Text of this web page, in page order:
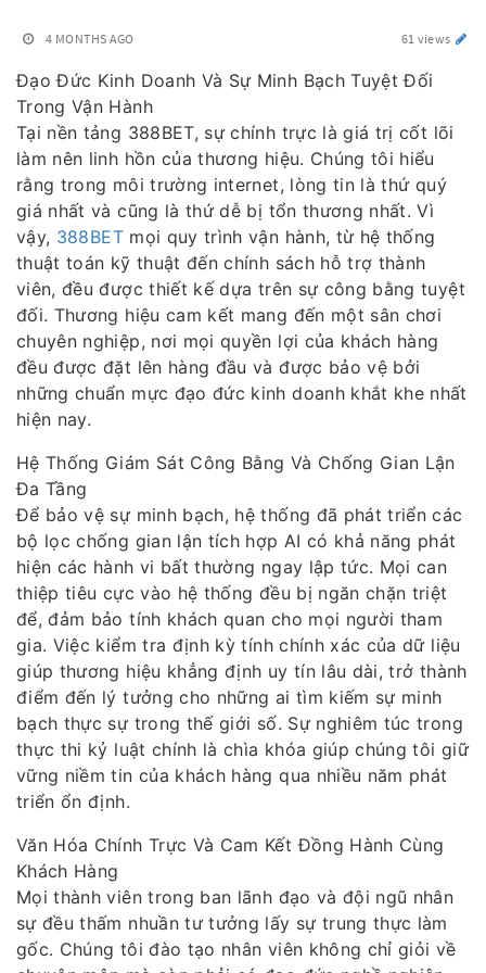
4 MONTHS AGO 61 views
Đạo Đức Kinh Doanh Và Sự Minh Bạch Tuyệt Đối
Trong Vận Hành
Tại nền tảng 388BET, sự chính trực là giá trị cốt lõi
làm nên linh hồn của thương hiệu. Chúng tôi hiểu
rằng trong môi trường internet, lòng tin là thứ quý
giá nhất và cũng là thứ dễ bị tổn thương nhất. Vì
vậy, 388BETmọi quy trình vận hành, từ hệ thống
thuật toán kỹ thuật đến chính sách hỗ trợ thành
viên, đều được thiết kế dựa trên sự công bằng tuyệt
đối. Thương hiệu cam kết mang đến một sân chơi
chuyên nghiệp, nơi mọi quyền lợi của khách hàng
đều được đặt lên hàng đầu và được bảo vệ bởi
những chuẩn mực đạo đức kinh doanh khắt khe nhất
hiện nay.
Hệ Thống Giám Sát Công Bằng Và Chống Gian Lận
Đa Tầng
Để bảo vệ sự minh bạch, hệ thống đã phát triển các
bộ lọc chống gian lận tích hợp AI có khả năng phát
hiện các hành vi bất thường ngay lập tức. Mọi can
thiệp tiêu cực vào hệ thống đều bị ngăn chặn triệt
để, đảm bảo tính khách quan cho mọi người tham
gia. Việc kiểm tra định kỳ tính chính xác của dữ liệu
giúp thương hiệu khẳng định uy tín lâu dài, trở thành
điểm đến lý tưởng cho những ai tìm kiếm sự minh
bạch thực sự trong thế giới số. Sự nghiêm túc trong
thực thi kỷ luật chính là chìa khóa giúp chúng tôi giữ
vững niềm tin của khách hàng qua nhiều năm phát
triển ổn định.
Văn Hóa Chính Trực Và Cam Kết Đồng Hành Cùng
Khách Hàng
Mọi thành viên trong ban lãnh đạo và đội ngũ nhân
sự đều thấm nhuần tư tưởng lấy sự trung thực làm
gốc. Chúng tôi đào tạo nhân viên không chỉ giỏi về